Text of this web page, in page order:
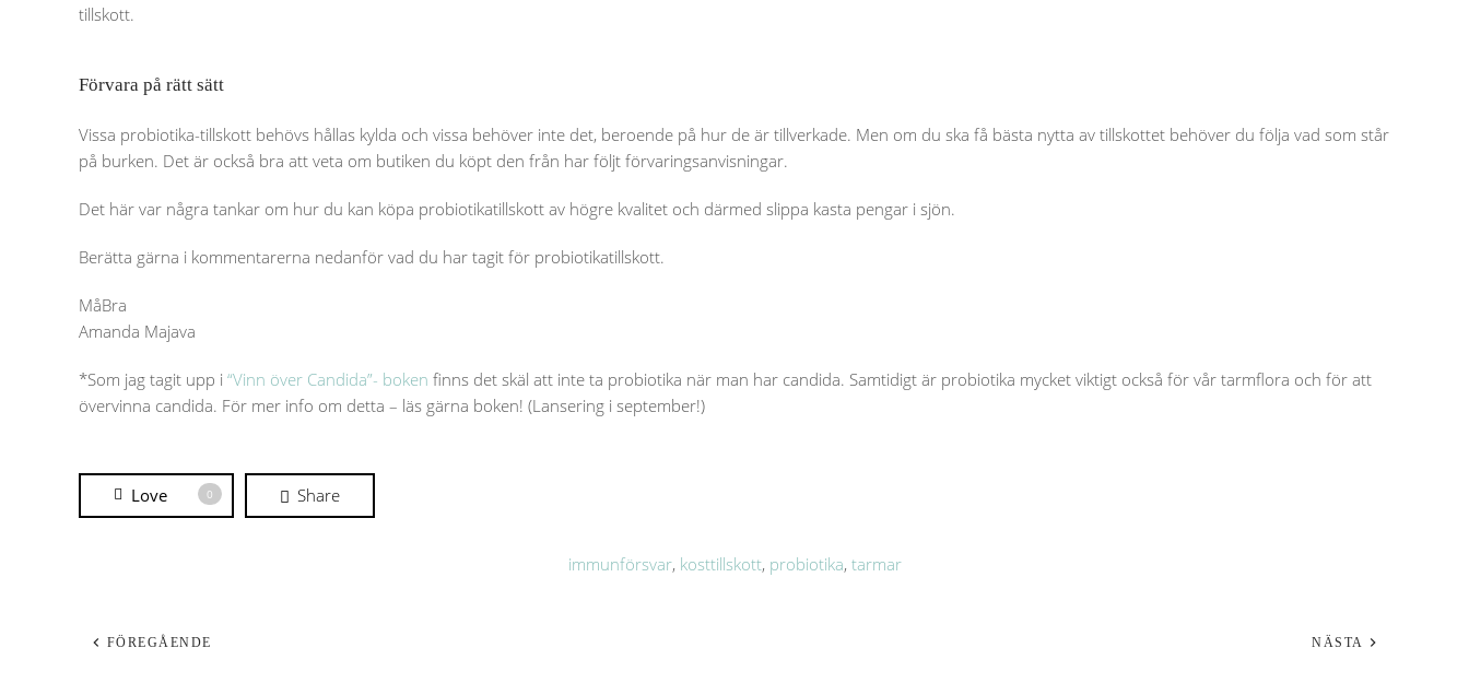
tillskott.
Förvara på rätt sätt
Vissa probiotika-tillskott behövs hållas kylda och vissa behöver inte det, beroende på hur de är tillverkade. Men om du ska få bästa nytta av tillskottet behöver du följa vad som står
på burken. Det är också bra att veta om butiken du köpt den från har följt förvaringsanvisningar.
Det här var några tankar om hur du kan köpa probiotikatillskott av högre kvalitet och därmed slippa kasta pengar i sjön.
Berätta gärna i kommentarerna nedanför vad du har tagit för probiotikatillskott.
MåBra
Amanda Majava
*Som jag tagit upp i “Vinn över Candida”- boken finns det skäl att inte ta probiotika när man har candida. Samtidigt är probiotika mycket viktigt också för vår tarmflora och för att
övervinna candida. För mer info om detta – läs gärna boken! (Lansering i september!)
Love 0 Share
immunförsvar, kosttillskott, probiotika, tarmar
FÖREGÅENDE NÄSTA